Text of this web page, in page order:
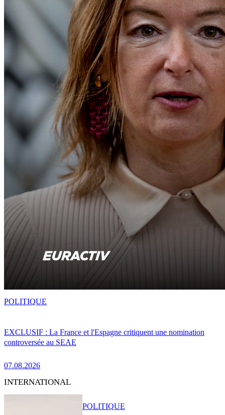
EXCLUSIF : La France et l'Espagne critiquent une nomination
controversée au SEAE
07.08.2026
POLITIQUE
INTERNATIONAL
POLITIQUE